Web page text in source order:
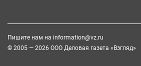
Пишите нам на information@vz.ru
© 2005 — 2026 ООО Деловая газета «Взгляд»